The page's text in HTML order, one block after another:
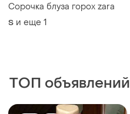
Сорочка блуза горох zara
S и еще 1
ТОП объявлений